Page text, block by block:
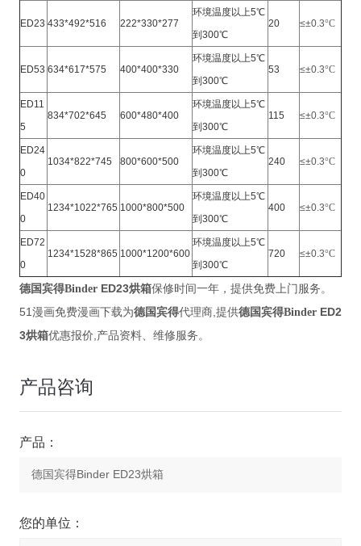
ED23 433*492*516 222*330*277
环境温度以上5℃
到300℃
20 ≤±0.3°C
ED53 634*617*575 400*400*330
环境温度以上5℃
到300℃
53 ≤±0.3°C
ED11
5
834*702*645 600*480*400
环境温度以上5℃
到300℃
115 ≤±0.3°C
ED24
0
1034*822*745 800*600*500
环境温度以上5℃
到300℃
240 ≤±0.3°C
ED40
0
1234*1022*765 1000*800*500
环境温度以上5℃
到300℃
400 ≤±0.3°C
ED72
0
1234*1528*865 1000*1200*600
环境温度以上5℃
到300℃
720 ≤±0.3°C
德国宾得BinderED23烘箱保修时间一年，提供免费上门服务。
51漫画免费漫画下载为德国宾得代理商,提供德国宾得BinderED2
3烘箱优惠报价,产品资料、维修服务。
产品咨询
产品：
您的单位：